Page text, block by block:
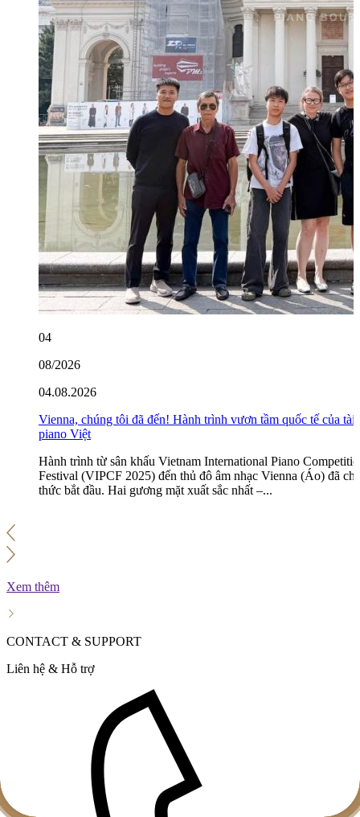
04
08/2026
04.08.2026
Vienna, chúng tôi đã đến! Hành trình vươn tầm quốc tế của tài
piano Việt
Hành trình từ sân khấu Vietnam International Piano
Festival (VIPCF 2025) đến thủ đô âm nhạc Vienna (Áo) đã
thức bắt đầu. Hai gương mặt xuất sắc nhất –...
Xem thêm
CONTACT & SUPPORT
Liên hệ & Hỗ trợ